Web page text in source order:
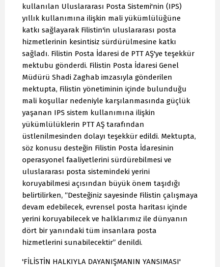
kullanılan Uluslararası Posta Sistemi'nin (IPS)
yıllık kullanımına ilişkin mali yükümlülüğüne
katkı sağlayarak Filistin'in uluslararası posta
hizmetlerinin kesintisiz sürdürülmesine katkı
sağladı. Filistin Posta İdaresi de PTT AŞ'ye teşekkür
mektubu gönderdi. Filistin Posta İdaresi Genel
Müdürü Shadi Zaghab imzasıyla gönderilen
mektupta, Filistin yönetiminin içinde bulunduğu
mali koşullar nedeniyle karşılanmasında güçlük
yaşanan IPS sistem kullanımına ilişkin
yükümlülüklerin PTT AŞ tarafından
üstlenilmesinden dolayı teşekkür edildi. Mektupta,
söz konusu desteğin Filistin Posta İdaresinin
operasyonel faaliyetlerini sürdürebilmesi ve
uluslararası posta sistemindeki yerini
koruyabilmesi açısından büyük önem taşıdığı
belirtilirken, “Desteğiniz sayesinde Filistin çalışmaya
devam edebilecek, evrensel posta haritası içinde
yerini koruyabilecek ve halklarımız ile dünyanın
dört bir yanındaki tüm insanlara posta
hizmetlerini sunabilecektir” denildi.
'FİLİSTİN HALKIYLA DAYANIŞMANIN YANSIMASI'